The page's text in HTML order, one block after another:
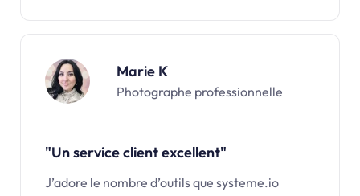
Marie K
Photographe professionnelle
"Un service client excellent"
J’adore le nombre d’outils que systeme.io